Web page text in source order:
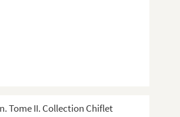
Tome II. Collection Chiflet